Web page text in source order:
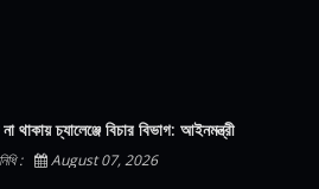
থাকায় চ্যালেঞ্জে বিচার বিভাগ: আইনমন্ত্রী
: August 07, 2026